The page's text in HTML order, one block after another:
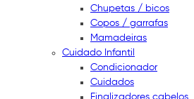
Chupetas / bicos
Copos / garrafas
Mamadeiras
Cuidado Infantil
Condicionador
Cuidados
Finalizadores cabelos